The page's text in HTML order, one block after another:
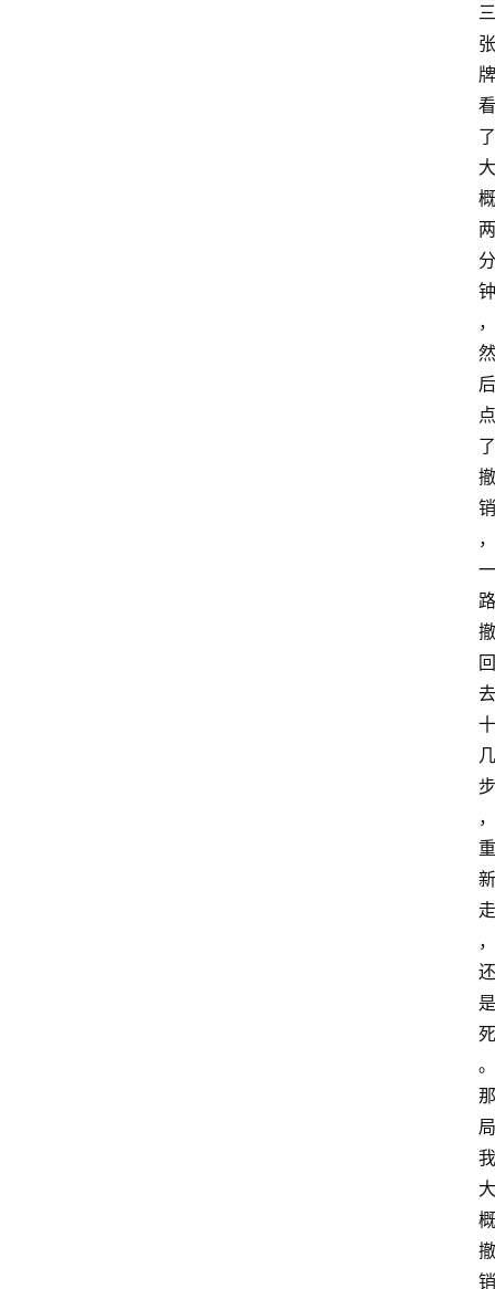
三
张
牌
看
了
大
概
两
分
钟
，
然
后
点
了
撤
销
，
一
路
撤
回
去
十
几
步
，
重
新
走
，
还
是
死
。
那
局
我
大
概
撤
销